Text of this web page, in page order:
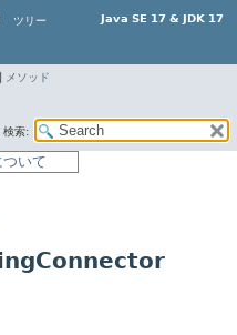
Java SE 17 & JDK 17
ツリー
メソッド
検索:
いて